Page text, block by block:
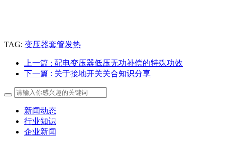
TAG: 变压器套管发热
上一篇 : 配电变压器低压无功补偿的特殊功效
下一篇 : 关于接地开关关合知识分享
新闻动态
行业知识
企业新闻